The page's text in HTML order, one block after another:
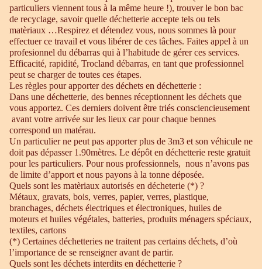
particuliers viennent tous à la même heure !), trouver le bon bac
de recyclage, savoir quelle déchetterie accepte tels ou tels
matèriaux …Respirez et détendez vous, nous sommes là pour
effectuer ce travail et vous libérer de ces tâches. Faites appel à un
profesionnel du débarras qui à l’habitude de gérer ces services.
Efficacité, rapidité, Trocland débarras, en tant que professionnel
peut se charger de toutes ces étapes.
Les règles pour apporter des déchets en déchetterie :
Dans une déchetterie, des bennes réceptionnent les déchets que
vous apportez. Ces derniers doivent être triés consciencieusement
avant votre arrivée sur les lieux car pour chaque bennes
correspond un matérau.
Un particulier ne peut pas apporter plus de 3m3 et son véhicule ne
doit pas dépasser 1.90mètres. Le dépôt en déchetterie reste gratuit
pour les particuliers. Pour nous professionnels, nous n’avons pas
de limite d’apport et nous payons à la tonne déposée.
Quels sont les matèriaux autorisés en décheterie (*) ?
Métaux, gravats, bois, verres, papier, verres, plastique,
branchages, déchets électriques et électroniques, huiles de
moteurs et huiles végétales, batteries, produits ménagers spéciaux,
textiles, cartons
(*) Certaines déchetteries ne traitent pas certains déchets, d’où
l’importance de se renseigner avant de partir.
Quels sont les déchets interdits en déchetterie ?